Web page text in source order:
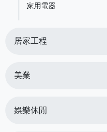
家用電器
居家工程
美業
娛樂休閒